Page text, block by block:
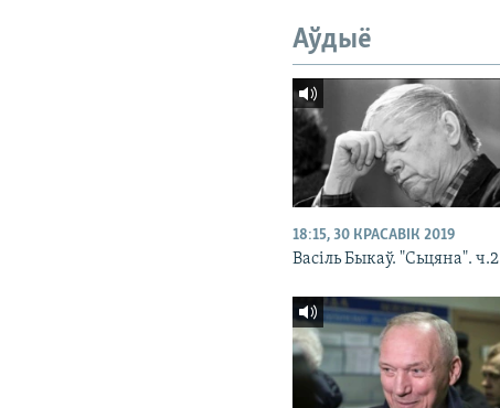
Аўдыё
18:15, 30 КРАСАВІК 2019
Васіль Быкаў. "Сьцяна". ч.2